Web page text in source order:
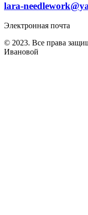
lara-
Электронная почта
© 2023. Все права
Ивановой